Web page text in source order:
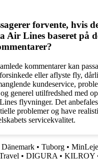
forvente, hvis
Air Lines baseret på
kommentarer kan
eller aflyste fly,
kundeservice,
generel utilfredshed med
flyvninger. Det
problemer og have
servicekvalitet.
• Tuborg •
• DIGURA • KILROY